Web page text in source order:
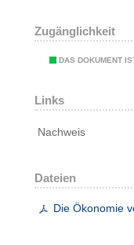
Zugänglichkeit
DAS DOKUMENT
Links
Nachweis
Dateien
Die Ökonomie